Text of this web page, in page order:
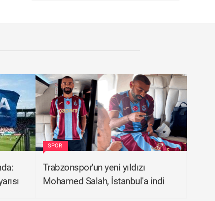
SPOR
Trabzonspor'un yeni yıldızı
Mohamed Salah, İstanbul'a indi